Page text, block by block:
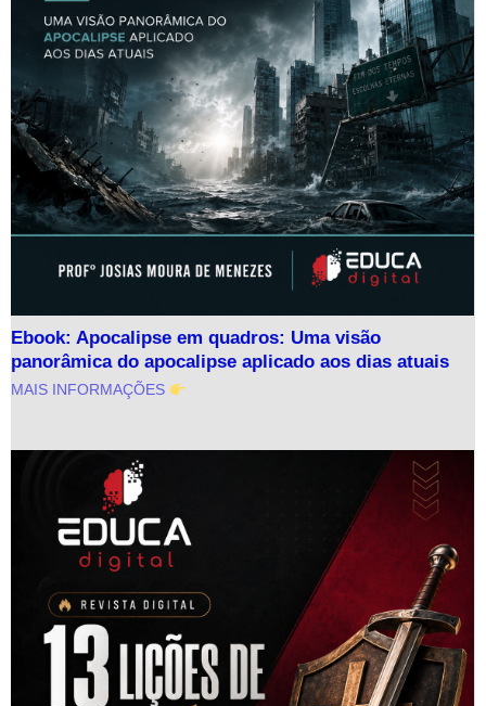
Ebook: Apocalipse em quadros: Uma visão
panorâmica do apocalipse aplicado aos dias atuais
MAIS INFORMAÇÕES